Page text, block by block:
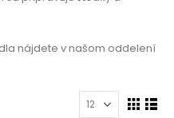
nájdete v našom oddelení